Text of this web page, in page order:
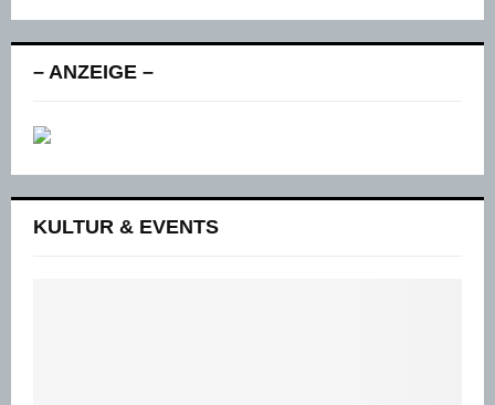
– ANZEIGE –
KULTUR & EVENTS